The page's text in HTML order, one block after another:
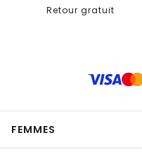
Retour gratuit
FEMMES